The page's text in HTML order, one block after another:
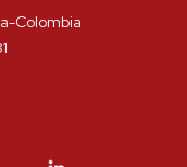
Colombia